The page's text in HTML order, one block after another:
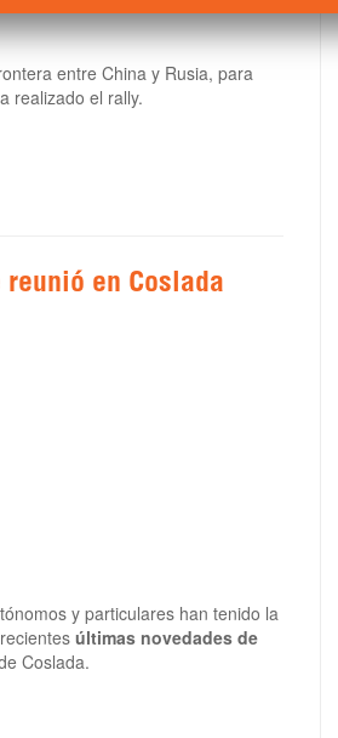
entre China y Rusia, para
realizado el rally.
en Coslada
y particulares han tenido la
últimas novedades de
Coslada.